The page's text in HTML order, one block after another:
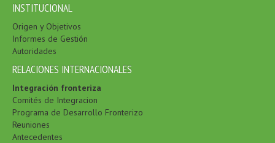
INSTITUCIONAL
Origen y Objetivos
Informes de Gestión
Autoridades
RELACIONES INTERNACIONALES
Integración fronteriza
Comités de Integracion
Programa de Desarrollo Fronterizo
Reuniones
Antecedentes